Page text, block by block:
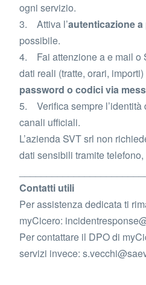
ogni servizio.
3. Attiva l’autenticazione
possibile.
4. Fai attenzione a e mail o
dati reali (tratte, orari, importi)
password o codici via
5. Verifica sempre l’identità
canali ufficiali.
L’azienda SVT srl non
dati sensibili tramite
Contatti utili
Per assistenza dedicata ti
myCicero:
Per contattare il DPO di
servizi invece: